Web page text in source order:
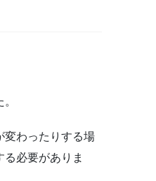
変わったりする場
必要がありま